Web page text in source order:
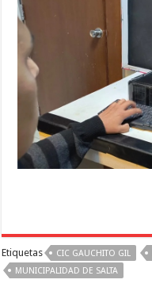
Etiquetas CIC GAUCHITO GIL
MUNICIPALIDAD DE SALTA